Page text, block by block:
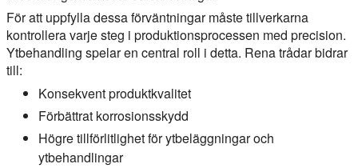
För att uppfylla dessa förväntningar måste tillverkarna
kontrollera varje steg i produktionsprocessen med precision.
Ytbehandling spelar en central roll i detta. Rena trådar bidrar
till:
Konsekvent produktkvalitet
Förbättrat korrosionsskydd
Högre tillförlitlighet för ytbeläggningar och
ytbehandlingar